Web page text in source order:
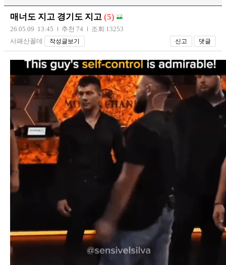
매너도 지고 경기도 지고 (5)
26.05.09 13:45 추천 74
조회 13253
사패산꼴데
작성글보기 신고 댓글